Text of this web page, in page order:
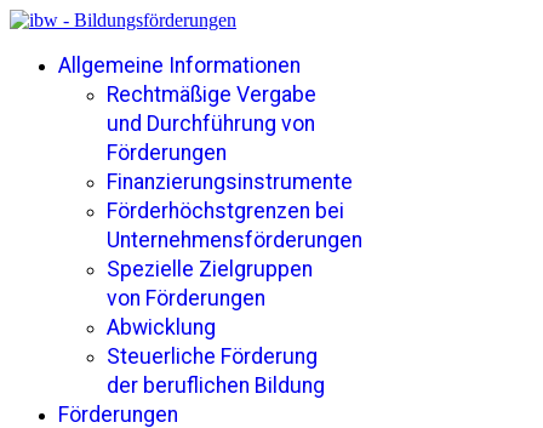
Allgemeine Informationen
Rechtmäßige Vergabe
und Durchführung von
Förderungen
Finanzierungsinstrumente
Förderhöchstgrenzen bei
Unternehmensförderungen
Spezielle Zielgruppen
von Förderungen
Abwicklung
Steuerliche Förderung
der beruflichen Bildung
Förderungen